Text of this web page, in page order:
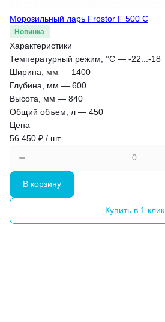
Морозильный ларь Frostor F 500 C
Новинка
Характеристики
Температурный режим, °С — -22...-18
Ширина, мм — 1400
Глубина, мм — 600
Высота, мм — 840
Общий объем, л — 450
Цена
56 450 ₽ / шт
В корзину
Купить в 1 клик